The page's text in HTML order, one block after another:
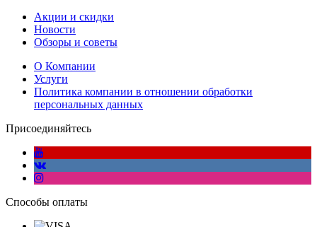
Акции и скидки
Новости
Обзоры и советы
О Компании
Услуги
Политика компании в отношении обработки
персональных данных
Присоединяйтесь
Способы оплаты